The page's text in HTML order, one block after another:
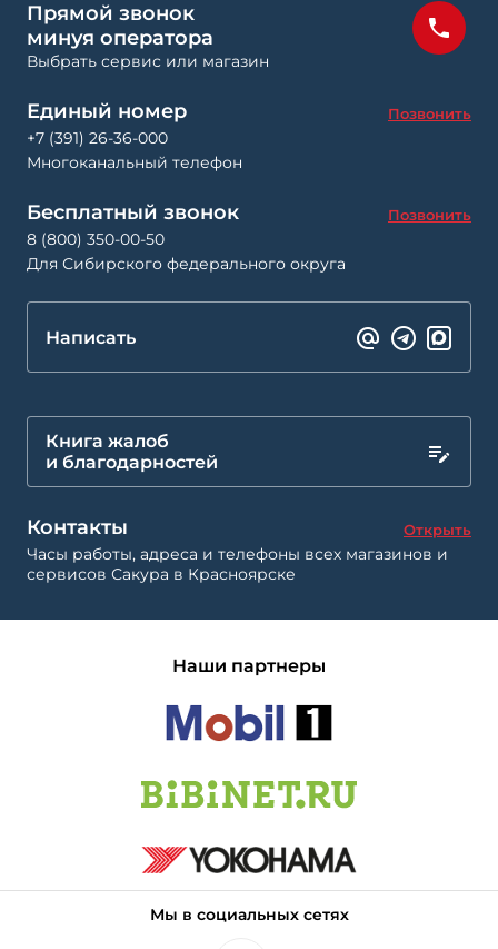
Прямой звонок
минуя оператора
Выбрать сервис или магазин
Единый номер Позвонить
+7 (391) 26-36-000
Многоканальный телефон
Бесплатный звонок Позвонить
8 (800) 350-00-50
Для Сибирского федерального округа
Написать
Книга жалоб
и благодарностей
Контакты Открыть
Часы работы, адреса и телефоны всех магазинов и
сервисов Сакура в Красноярске
Наши партнеры
Мы в социальных сетях